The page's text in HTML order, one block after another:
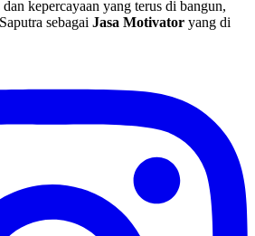
kepercayaan yang terus di bangun,
sebagai Jasa Motivator yang di